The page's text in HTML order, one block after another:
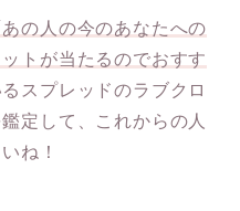
あの人の今のあなたへの
トが当たるのでおすす
スプレッドのラブクロ
定して、これからの人
ね！